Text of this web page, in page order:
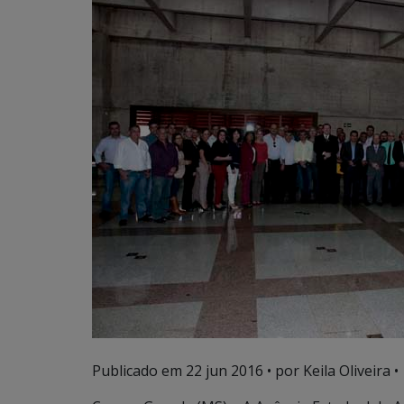
Publicado em 22 jun 2016 • por Keila Oliveira •